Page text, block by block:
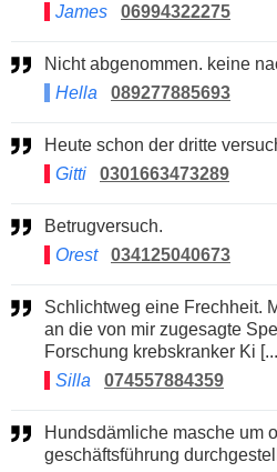
James
06994322275
Nicht abgenommen. keine
Hella
089277885693
Heute schon der dritte
Gitti
0301663473289
Betrugversuch.
Orest
034125040673
Schlichtweg eine Frechheit. Mir wurde gesagt, dass ich
an die von mir zugesagte
Forschung krebskranker Ki
Silla
074557884359
Hundsdämliche masche um ohne grund zur
geschäftsführung